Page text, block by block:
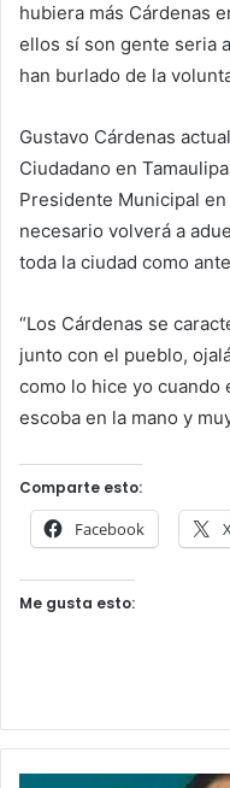
hubiera más Cárdenas
ellos sí son gente seria
han burlado de la
Gustavo Cárdenas
Ciudadano en
Presidente Municipal
necesario volverá a
toda la ciudad como
“Los Cárdenas se
junto con el pueblo,
como lo hice yo cuando
escoba en la mano y
Comparte esto:
Facebook
Me gusta esto: